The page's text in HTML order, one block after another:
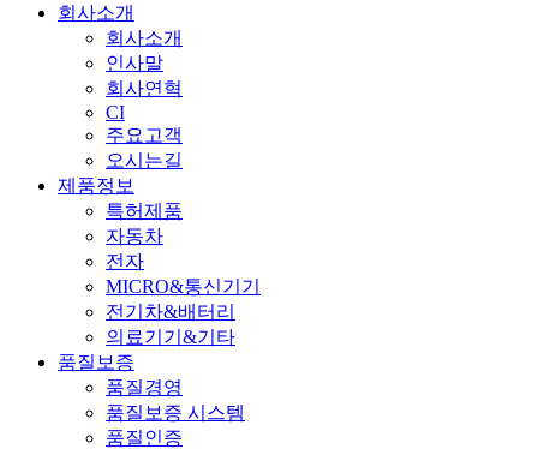
회사소개
회사소개
인사말
회사연혁
CI
주요고객
오시는길
제품정보
특허제품
자동차
전자
MICRO&통신기기
전기차&배터리
의료기기&기타
품질보증
품질경영
품질보증 시스템
품질인증